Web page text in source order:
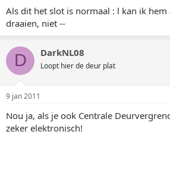
Als dit het slot is normaal : l kan ik hem
draaien, niet --
D DarkNL08
Loopt hier de deur plat
9 jan 2011
Nou ja, als je ook Centrale
zeker elektronisch!